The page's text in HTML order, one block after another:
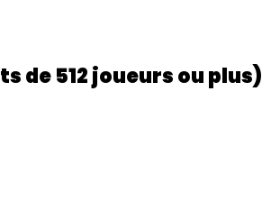
de 512 joueurs ou plus)